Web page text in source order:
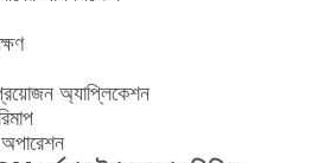
অ্যাপ্লিকেশন
অপারেশন